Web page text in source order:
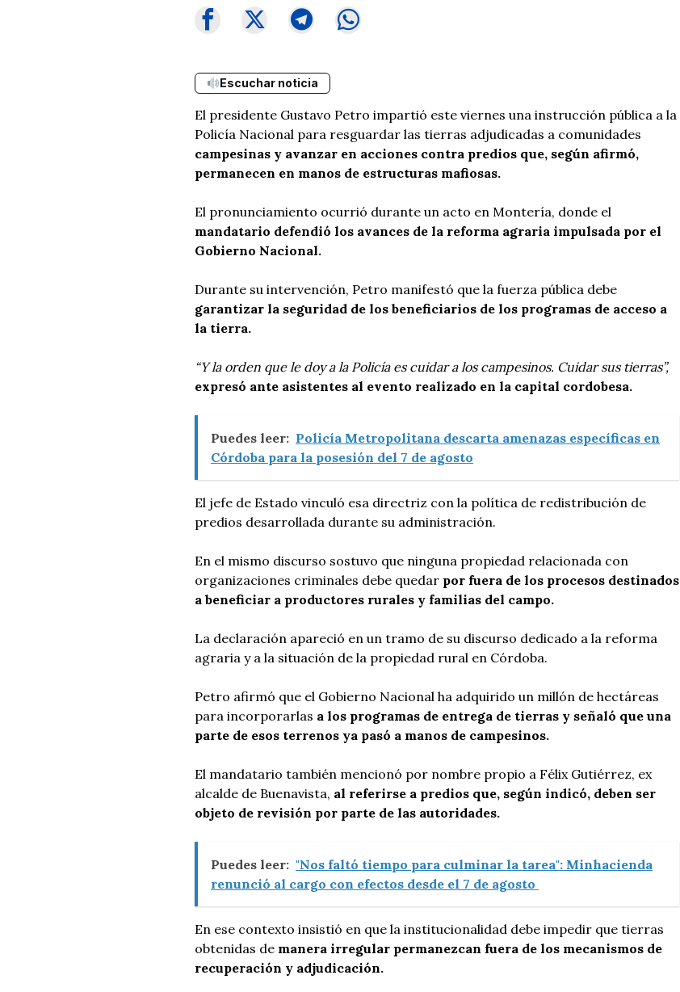
Escuchar noticia
El presidente Gustavo Petro impartió este viernes una instrucción pública a la
Policía Nacional para resguardar las tierras adjudicadas a comunidades
campesinas y avanzar en acciones contra predios que, según afirmó,
permanecen en manos de estructuras mafiosas.
El pronunciamiento ocurrió durante un acto en Montería, donde el
mandatario defendió los avances de la reforma agraria impulsada por el
Gobierno Nacional.
Durante su intervención, Petro manifestó que la fuerza pública debe
garantizar la seguridad de los beneficiarios de los programas de acceso a
la tierra.
“Y la orden que le doy a la Policía es cuidar a los campesinos. Cuidar sus tierras”,
expresó ante asistentes al evento realizado en la capital cordobesa.
Puedes leer: Policía Metropolitana descarta amenazas específicas en
Córdoba para la posesión del 7 de agosto
El jefe de Estado vinculó esa directriz con la política de redistribución de
predios desarrollada durante su administración.
En el mismo discurso sostuvo que ninguna propiedad relacionada con
organizaciones criminales debe quedar por fuera de los procesos destinados
a beneficiar a productores rurales y familias del campo.
La declaración apareció en un tramo de su discurso dedicado a la reforma
agraria y a la situación de la propiedad rural en Córdoba.
Petro afirmó que el Gobierno Nacional ha adquirido un millón de hectáreas
para incorporarlas a los programas de entrega de tierras y señaló que una
parte de esos terrenos ya pasó a manos de campesinos.
El mandatario también mencionó por nombre propio a Félix Gutiérrez, ex
alcalde de Buenavista, al referirse a predios que, según indicó, deben ser
objeto de revisión por parte de las autoridades.
Puedes leer: "Nos faltó tiempo para culminar la tarea": Minhacienda
renunció al cargo con efectos desde el 7 de agosto
En ese contexto insistió en que la institucionalidad debe impedir que tierras
obtenidas de manera irregular permanezcan fuera de los mecanismos de
recuperación y adjudicación.